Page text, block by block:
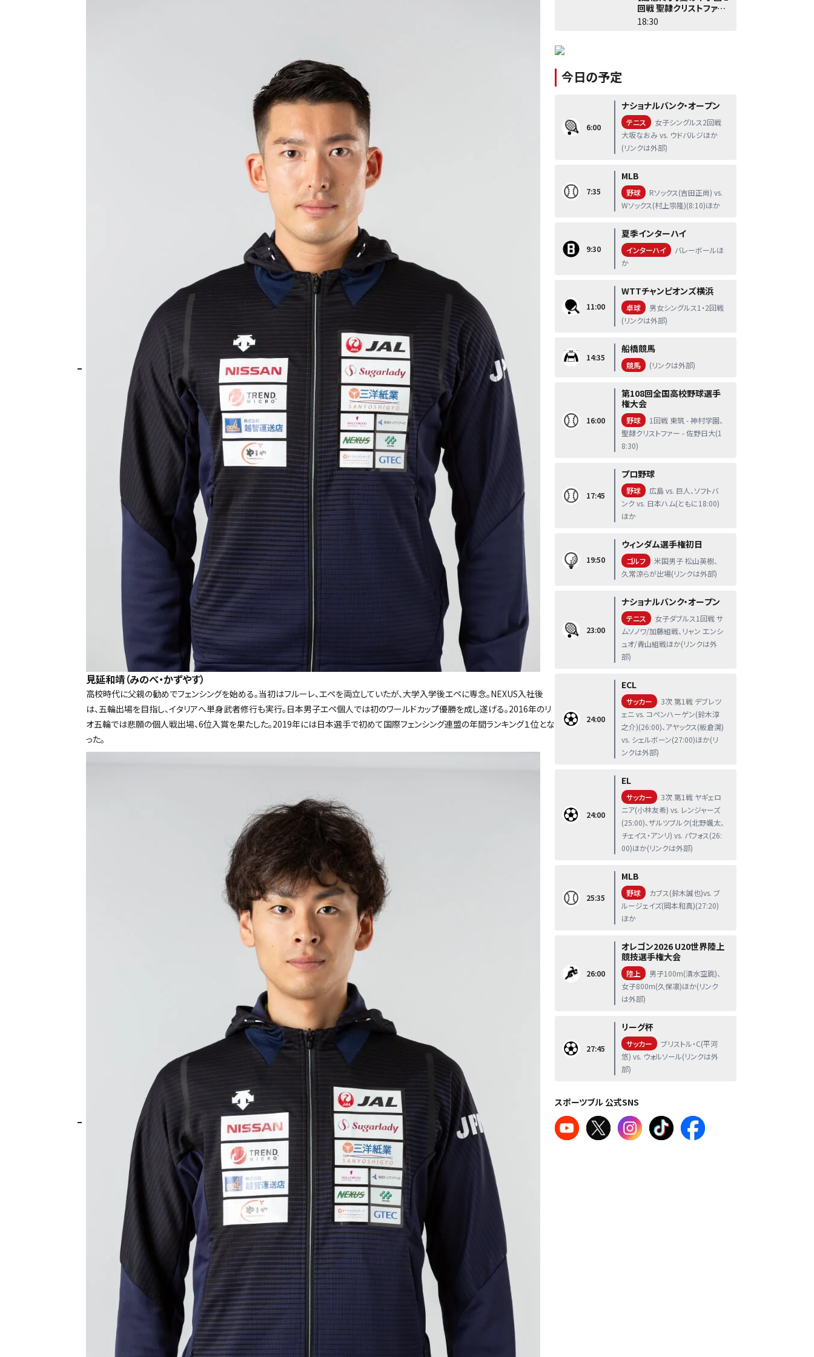
見延和靖（みのべ・かずやす）
高校時代に父親の勧めでフェンシングを始める。当初はフルーレ、エペを両立していたが、大学入学後エペに専念。NEXUS入社後
は、五輪出場を目指し、イタリアへ単身武者修行も実行。日本男子エペ個人では初のワールドカップ優勝を成し遂げる。2016年のリ
オ五輪では悲願の個人戦出場、6位入賞を果たした。2019年には日本選手で初めて国際フェンシング連盟の年間ランキング１位とな
った。
回戦 聖隷クリストファー -
佐野日大
18:30
今日の予定
6:00
ナショナルバンク・オープン
テニス
女子シングルス2回戦
大坂なおみ vs. ウドバルジほか
(リンクは外部)
7:35
MLB
野球
Rソックス(吉田正尚) vs.
Wソックス(村上宗隆)(8:10)ほか
9:30
夏季インターハイ
インターハイ
バレーボールほ
か
11:00
WTTチャンピオンズ横浜
卓球
男女シングルス1・2回戦
(リンクは外部)
14:35
船橋競馬
競馬 (リンクは外部)
16:00
第108回全国高校野球選手
権大会
野球
1回戦 東筑 - 神村学園、
聖隷クリストファー - 佐野日大(1
8:30)
17:45
プロ野球
野球
広島 vs. 巨人、ソフトバ
ンク vs. 日本ハム(ともに18:00)
ほか
19:50
ウィンダム選手権初日
ゴルフ
米国男子 松山英樹、
久常涼らが出場(リンクは外部)
23:00
ナショナルバンク・オープン
テニス
女子ダブルス1回戦 サ
ムソノワ/加藤組戦、リャン エンシ
ュオ/青山組戦ほか(リンクは外
部)
24:00
ECL
サッカー
3次 第1戦 デブレツ
ェニ vs. コペンハーゲン(鈴木淳
之介)(26:00)、アヤックス(板倉滉)
vs. シェルボーン(27:00)ほか(リ
ンクは外部)
24:00
EL
サッカー
3次 第1戦 ヤギェロ
ニア(小林友希) vs. レンジャーズ
(25:00)、ザルツブルク(北野颯太、
チェイス・アンリ) vs. パフォス(26:
00)ほか(リンクは外部)
25:35
MLB
野球
カブス(鈴木誠也)vs. ブ
ルージェイズ(岡本和真)(27:20)
ほか
26:00
オレゴン2026 U20世界陸上
競技選手権大会
陸上
男子100m(清水空跳)、
女子800m(久保凛)ほか(リンク
は外部)
27:45
リーグ杯
サッカー
ブリストル・C(平河
悠) vs. ウォルソール(リンクは外
部)
スポーツブル 公式SNS